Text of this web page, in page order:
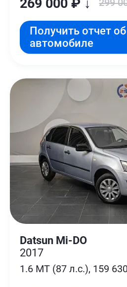
269 000 ₽ ↓ 299
Получить отчет об
автомобиле
Datsun Mi-DO
2017
1.6 MT (87 л.с.), 159